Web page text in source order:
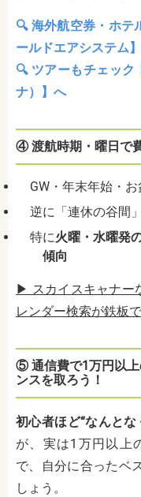
🔍 海外航空券・ホテ
ールドエアシステム
🔍 ツアーもチェック
ナ）】へ
④ 渡航時期・曜日で
GW・年末年始・
逆に「連休の谷間
特に火曜・水曜発
傾向
▶ スカイスキャナー
レンダー検索が鉄板で
⑤ 通信費で1万円以上
ンスを取ろう！
初心者ほど“なんと
が、実は1万円以上
で、自分に合ったベ
しょう。